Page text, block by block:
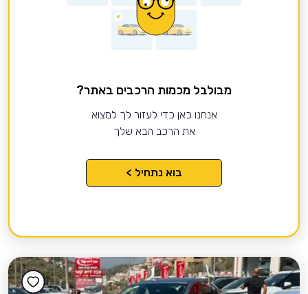
מבולבל מכמות הרכבים באתר?
אנחנו כאן כדי לעזור לך למצוא
את הרכב הבא שלך
בוא נתחיל >